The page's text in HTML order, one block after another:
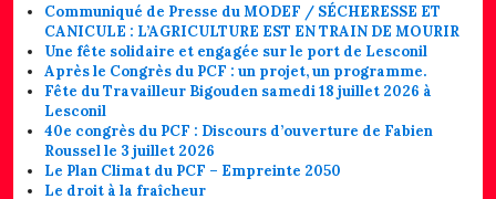
Communiqué de Presse du MODEF / SÉCHERESSE ET
CANICULE : L’AGRICULTURE EST EN TRAIN DE MOURIR
Une fête solidaire et engagée sur le port de Lesconil
Après le Congrès du PCF : un projet, un programme.
Fête du Travailleur Bigouden samedi 18 juillet 2026 à
Lesconil
40e congrès du PCF : Discours d’ouverture de Fabien
Roussel le 3 juillet 2026
Le Plan Climat du PCF – Empreinte 2050
Le droit à la fraîcheur